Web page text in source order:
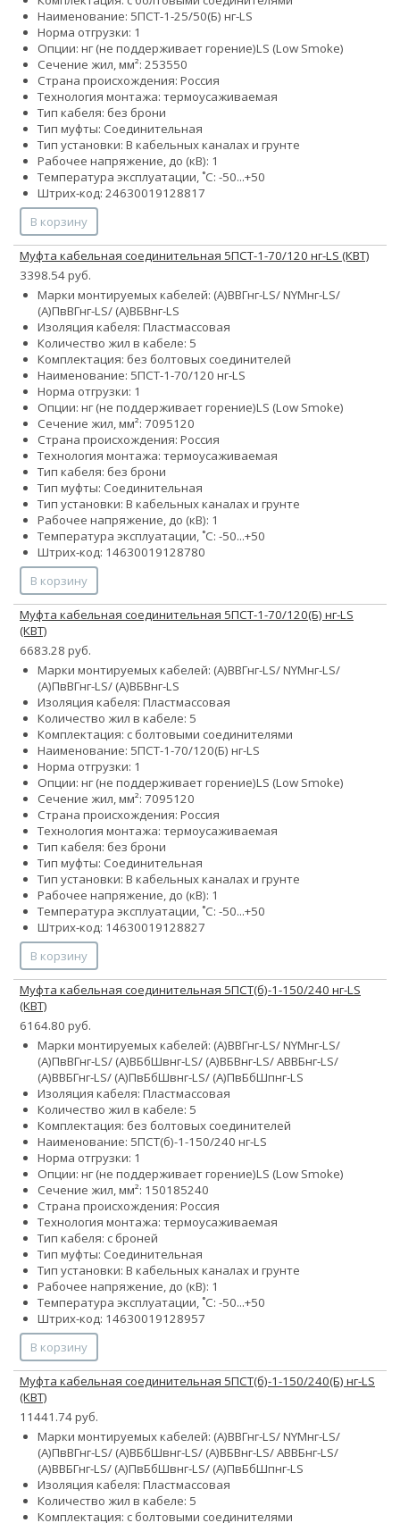
Наименование: 5ПСТ-1-25/50(Б) нг-LS
Норма отгрузки: 1
Опции: нг (не поддерживает горение)LS (Low Smoke)
Сечение жил, мм²: 253550
Страна происхождения: Россия
Технология монтажа: термоусаживаемая
Тип кабеля: без брони
Тип муфты: Соединительная
Тип установки: В кабельных каналах и грунте
Рабочее напряжение, до (кВ): 1
Температура эксплуатации, ˚С: -50...+50
Штрих-код: 24630019128817
В корзину
Муфта кабельная соединительная 5ПСТ-1-70/120 нг-LS (КВТ)
3398.54 руб.
Марки монтируемых кабелей: (А)ВВГнг-LS/ NYMнг-LS/
(А)ПвВГнг-LS/ (А)ВБВнг-LS
Изоляция кабеля: Пластмассовая
Количество жил в кабеле: 5
Комплектация: без болтовых соединителей
Наименование: 5ПСТ-1-70/120 нг-LS
Норма отгрузки: 1
Опции: нг (не поддерживает горение)LS (Low Smoke)
Сечение жил, мм²: 7095120
Страна происхождения: Россия
Технология монтажа: термоусаживаемая
Тип кабеля: без брони
Тип муфты: Соединительная
Тип установки: В кабельных каналах и грунте
Рабочее напряжение, до (кВ): 1
Температура эксплуатации, ˚С: -50...+50
Штрих-код: 14630019128780
В корзину
Муфта кабельная соединительная 5ПСТ-1-70/120(Б) нг-LS
(КВТ)
6683.28 руб.
Марки монтируемых кабелей: (А)ВВГнг-LS/ NYMнг-LS/
(А)ПвВГнг-LS/ (А)ВБВнг-LS
Изоляция кабеля: Пластмассовая
Количество жил в кабеле: 5
Комплектация: с болтовыми соединителями
Наименование: 5ПСТ-1-70/120(Б) нг-LS
Норма отгрузки: 1
Опции: нг (не поддерживает горение)LS (Low Smoke)
Сечение жил, мм²: 7095120
Страна происхождения: Россия
Технология монтажа: термоусаживаемая
Тип кабеля: без брони
Тип муфты: Соединительная
Тип установки: В кабельных каналах и грунте
Рабочее напряжение, до (кВ): 1
Температура эксплуатации, ˚С: -50...+50
Штрих-код: 14630019128827
В корзину
Муфта кабельная соединительная 5ПСТ(б)-1-150/240 нг-LS
(КВТ)
6164.80 руб.
Марки монтируемых кабелей: (А)ВВГнг-LS/ NYMнг-LS/
(А)ПвВГнг-LS/ (А)ВБбШвнг-LS/ (А)ВБВнг-LS/ АВВБнг-LS/
(А)ВВБГнг-LS/ (А)ПвБбШвнг-LS/ (А)ПвБбШпнг-LS
Изоляция кабеля: Пластмассовая
Количество жил в кабеле: 5
Комплектация: без болтовых соединителей
Наименование: 5ПСТ(б)-1-150/240 нг-LS
Норма отгрузки: 1
Опции: нг (не поддерживает горение)LS (Low Smoke)
Сечение жил, мм²: 150185240
Страна происхождения: Россия
Технология монтажа: термоусаживаемая
Тип кабеля: с броней
Тип муфты: Соединительная
Тип установки: В кабельных каналах и грунте
Рабочее напряжение, до (кВ): 1
Температура эксплуатации, ˚С: -50...+50
Штрих-код: 14630019128957
В корзину
Муфта кабельная соединительная 5ПСТ(б)-1-150/240(Б) нг-LS
(КВТ)
11441.74 руб.
Марки монтируемых кабелей: (А)ВВГнг-LS/ NYMнг-LS/
(А)ПвВГнг-LS/ (А)ВБбШвнг-LS/ (А)ВБВнг-LS/ АВВБнг-LS/
(А)ВВБГнг-LS/ (А)ПвБбШвнг-LS/ (А)ПвБбШпнг-LS
Изоляция кабеля: Пластмассовая
Количество жил в кабеле: 5
Комплектация: с болтовыми соединителями